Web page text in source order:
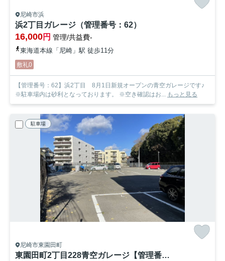
尼崎市浜
浜2丁目ガレージ（管理番号：62）
16,000円 管理/共益費-
東海道本線「尼崎」駅 徒歩11分
敷礼0
【管理番号：62】浜2丁目 8月1日新規オープンの青空ガレージです♪
※駐車場内は砂利となっております。 ※空き確認はお...
もっと見る
駐車場
尼崎市東園田町
東園田町2丁目228青空ガレージ【管理番号82】